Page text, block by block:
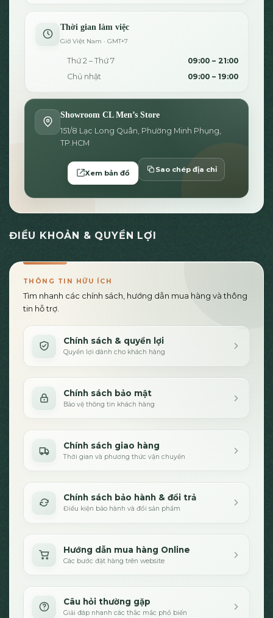
Thời gian làm việc
Giờ Việt Nam · GMT+7
Thứ 2 – Thứ 7
09:00 – 21:00
Chủ nhật
09:00 – 19:00
Showroom CL Men’s Store
151/8 Lạc Long Quân, Phường Minh Phụng,
TP.HCM
Xem bản đồ Sao chép địa chỉ
ĐIỀU KHOẢN & QUYỀN LỢI
THÔNG TIN HỮU ÍCH
Tìm nhanh các chính sách, hướng dẫn mua hàng và thông
tin hỗ trợ.
Chính sách & quyền lợi
Quyền lợi dành cho khách hàng
Chính sách bảo mật
Bảo vệ thông tin khách hàng
Chính sách giao hàng
Thời gian và phương thức vận chuyển
Chính sách bảo hành & đổi trả
Điều kiện bảo hành và đổi sản phẩm
Hướng dẫn mua hàng Online
Các bước đặt hàng trên website
Câu hỏi thường gặp
Giải đáp nhanh các thắc mắc phổ biến